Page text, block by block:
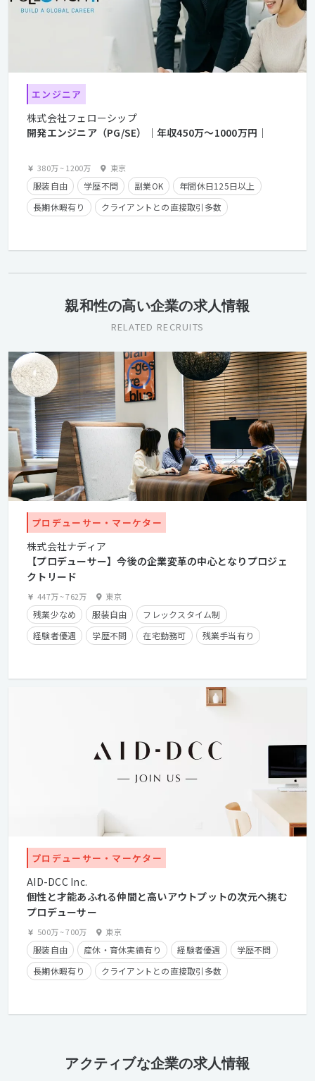
エンジニア
株式会社フェローシップ
開発エンジニア（PG/SE）｜年収450万〜1000万円｜
380万~1200万 東京
服装自由 学歴不問 副業OK
年間休日125日以上
長期休暇有り
クライアントとの直接取引多数
親和性の高い企業の求人情報
RELATED RECRUITS
プロデューサー・マーケター
株式会社ナディア
【プロデューサー】今後の企業変革の中心となりプロジェ
クトリード
447万~762万 東京
残業少なめ 服装自由
フレックスタイム制
経験者優遇
学歴不問 在宅勤務可
残業手当有り
プロデューサー・マーケター
AID-DCC Inc.
個性と才能あふれる仲間と高いアウトプットの次元へ挑む
プロデューサー
500万~700万 東京
服装自由 産休・育休実績有り 経験者優遇
学歴不問
長期休暇有り
クライアントとの直接取引多数
アクティブな企業の求人情報